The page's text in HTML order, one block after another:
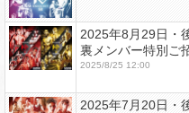
2025年8月29日・
裏メンバー特別ご
2025/8/25 12:00
2025年7月20日・